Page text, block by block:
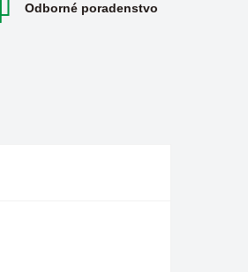
Odborné poradenstvo